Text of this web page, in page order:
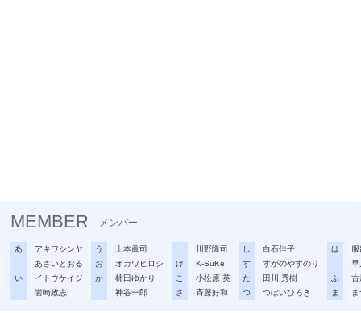
MEMBER メンバー
あ
アキワシンヤ
あさいとおる
い
イトウケイジ
岩崎政志
う
上本眞司
お
オガワヒロシ
か
柿田ゆかり
神谷一郎
川野隆司
け
K-SuKe
こ
小松原 英
さ
斉藤好和
し
白石佳子
す
すがのやすのり
た
田川 秀樹
つ
つぼいひろき
は
早
ふ
古
ま